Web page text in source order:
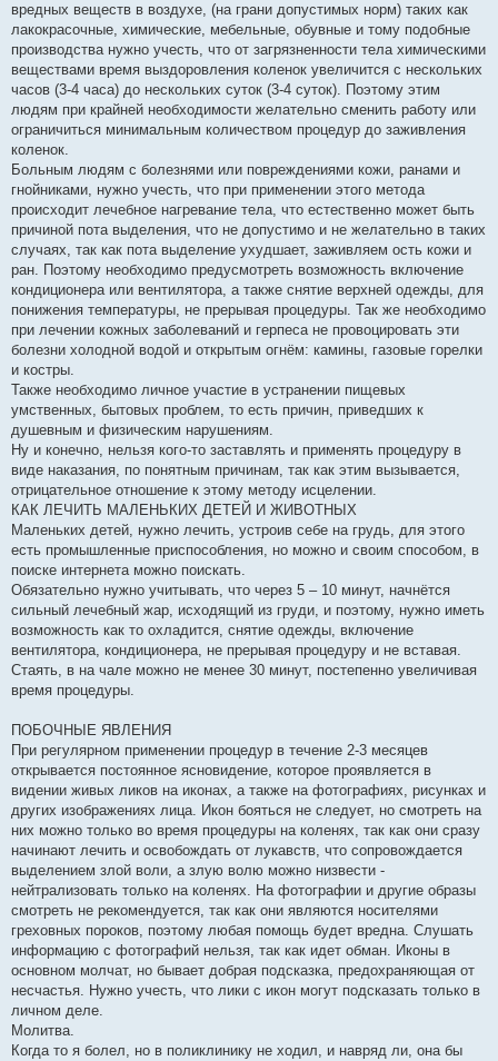
вредных веществ в воздухе, (на грани допустимых норм) таких как
лакокрасочные, химические, мебельные, обувные и тому подобные
производства нужно учесть, что от загрязненности тела химическими
веществами время выздоровления коленок увеличится с нескольких
часов (3-4 часа) до нескольких суток (3-4 суток). Поэтому этим
людям при крайней необходимости желательно сменить работу или
ограничиться минимальным количеством процедур до заживления
коленок.
Больным людям с болезнями или повреждениями кожи, ранами и
гнойниками, нужно учесть, что при применении этого метода
происходит лечебное нагревание тела, что естественно может быть
причиной пота выделения, что не допустимо и не желательно в таких
случаях, так как пота выделение ухудшает, заживляем ость кожи и
ран. Поэтому необходимо предусмотреть возможность включение
кондиционера или вентилятора, а также снятие верхней одежды, для
понижения температуры, не прерывая процедуры. Так же необходимо
при лечении кожных заболеваний и герпеса не провоцировать эти
болезни холодной водой и открытым огнём: камины, газовые горелки
и костры.
Также необходимо личное участие в устранении пищевых
умственных, бытовых проблем, то есть причин, приведших к
душевным и физическим нарушениям.
Ну и конечно, нельзя кого-то заставлять и применять процедуру в
виде наказания, по понятным причинам, так как этим вызывается,
отрицательное отношение к этому методу исцелении.
КАК ЛЕЧИТЬ МАЛЕНЬКИХ ДЕТЕЙ И ЖИВОТНЫХ
Маленьких детей, нужно лечить, устроив себе на грудь, для этого
есть промышленные приспособления, но можно и своим способом, в
поиске интернета можно поискать.
Обязательно нужно учитывать, что через 5 – 10 минут, начнётся
сильный лечебный жар, исходящий из груди, и поэтому, нужно иметь
возможность как то охладится, снятие одежды, включение
вентилятора, кондиционера, не прерывая процедуру и не вставая.
Стаять, в на чале можно не менее 30 минут, постепенно увеличивая
время процедуры.
ПОБОЧНЫЕ ЯВЛЕНИЯ
При регулярном применении процедур в течение 2-3 месяцев
открывается постоянное ясновидение, которое проявляется в
видении живых ликов на иконах, а также на фотографиях, рисунках и
других изображениях лица. Икон бояться не следует, но смотреть на
них можно только во время процедуры на коленях, так как они сразу
начинают лечить и освобождать от лукавств, что сопровождается
выделением злой воли, а злую волю можно низвести -
нейтрализовать только на коленях. На фотографии и другие образы
смотреть не рекомендуется, так как они являются носителями
греховных пороков, поэтому любая помощь будет вредна. Слушать
информацию с фотографий нельзя, так как идет обман. Иконы в
основном молчат, но бывает добрая подсказка, предохраняющая от
несчастья. Нужно учесть, что лики с икон могут подсказать только в
личном деле.
Молитва.
Когда то я болел, но в поликлинику не ходил, и навряд ли, она бы